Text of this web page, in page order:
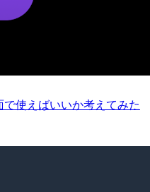
使えばいいか考えてみた